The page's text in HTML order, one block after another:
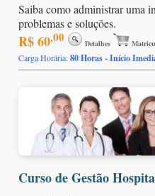
Saiba como administrar uma
problemas e soluções.
R$ 60,00 Detalhes
Carga Horária:80 Horas - Início
Curso de Gestão